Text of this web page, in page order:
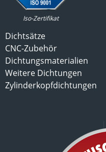
Iso-Zertifikat
Dichtsätze
CNC-Zubehör
Dichtungsmaterialien
Weitere Dichtungen
Zylinderkopfdichtungen